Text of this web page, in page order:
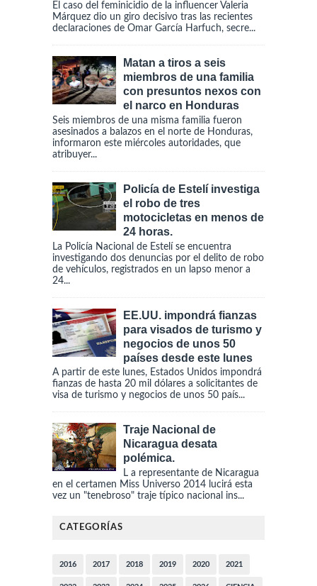
El caso del feminicidio de la influencer Valeria
Márquez dio un giro decisivo tras las recientes
declaraciones de Omar García Harfuch, secre...
Matan a tiros a seis
miembros de una familia
con presuntos nexos con
el narco en Honduras
Seis miembros de una misma familia fueron
asesinados a balazos en el norte de Honduras,
informaron este miércoles autoridades, que
atribuyer...
Policía de Estelí investiga
el robo de tres
motocicletas en menos de
24 horas.
La Policía Nacional de Estelí se encuentra
investigando dos denuncias por el delito de robo
de vehículos, registrados en un lapso menor a
24...
EE.UU. impondrá fianzas
para visados de turismo y
negocios de unos 50
países desde este lunes
A partir de este lunes, Estados Unidos impondrá
fianzas de hasta 20 mil dólares a solicitantes de
visa de turismo y negocios de unos 50 país...
Traje Nacional de
Nicaragua desata
polémica.
L a representante de Nicaragua
en el certamen Miss Universo 2014 lucirá esta
vez un "tenebroso" traje típico nacional ins...
CATEGORÍAS
2016 2017 2018 2019 2020 2021